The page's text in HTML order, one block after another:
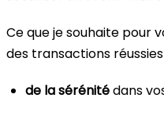
Ce que je souhaite pour
des transactions réussies
de la sérénitédans